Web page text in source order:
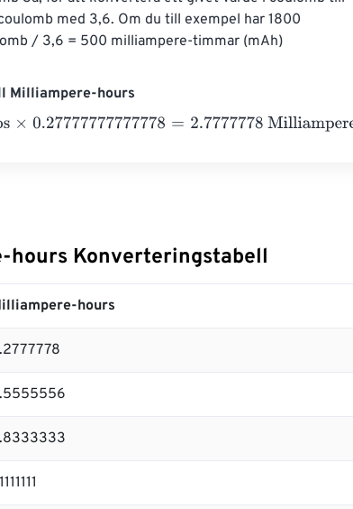
med 3,6. Om du till exempel har 1800
/ 3,6 = 500 milliampere-timmar (mAh)
Milliampere-hours
=2.7777778 Milliampere-hours
hours Konverteringstabell
hours